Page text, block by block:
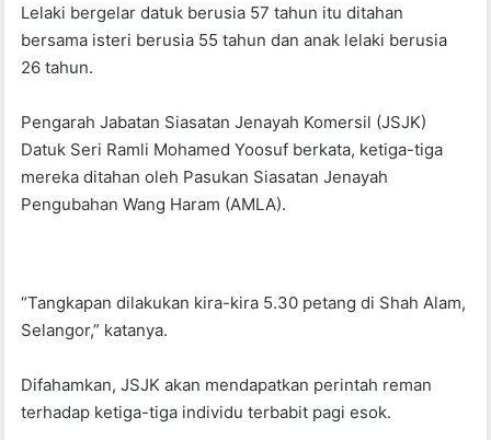
o
o
p
p
Lelaki bergelar datuk berusia 57 tahun itu ditahan
bersama isteri berusia 55 tahun dan anak lelaki berusia
26 tahun.
Pengarah Jabatan Siasatan Jenayah Komersil (JSJK)
Datuk Seri Ramli Mohamed Yoosuf berkata, ketiga-tiga
mereka ditahan oleh Pasukan Siasatan Jenayah
Pengubahan Wang Haram (AMLA).
“Tangkapan dilakukan kira-kira 5.30 petang di Shah Alam,
Selangor,” katanya.
Difahamkan, JSJK akan mendapatkan perintah reman
terhadap ketiga-tiga individu terbabit pagi esok.